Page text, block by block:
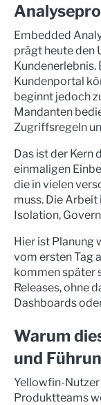
Embedded
prägt heute den
Kundenerlebnis.
Kundenportal
beginnt jedoch
Mandanten
Zugriffsregeln
Das ist der Kern
einmaligen
die in vielen
muss. Die
Isolation,
Hier ist Planung
vom ersten Tag
kommen später
Releases, ohne
Dashboards
Warum
und
Yellowfin-
Produktteams